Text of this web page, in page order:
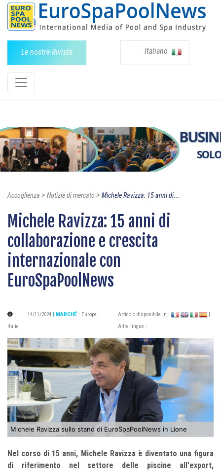
Le nostre Riviste Italiano
Accoglienza > Notizie di mercato > Michele Ravizza: 15 anni di...
Michele Ravizza: 15 anni di
collaborazione e crescita
internazionale con
EuroSpaPoolNews
14/11/2024 | MARCHÉ : Europe ,
Italie
Articolo disponibile in :
|
Altre lingue :
Michele Ravizza sullo stand di EuroSpaPoolNews in Lione
Nel corso di 15 anni, Michele Ravizza è diventato una figura
di riferimento nel settore delle piscine all'export,